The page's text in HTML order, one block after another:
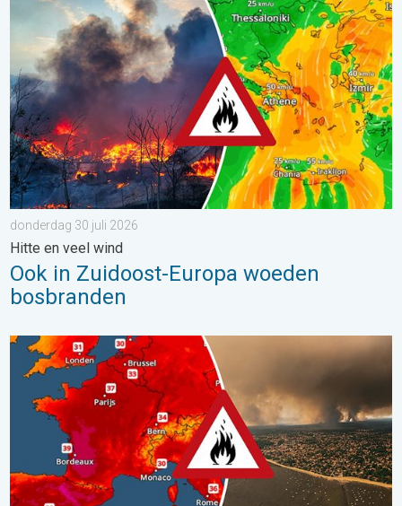
Ook in Zuidoost-Europa woeden bosbranden. Hitte en veel
donderdag 30 juli 2026
Hitte en veel wind
Ook in Zuidoost-Europa woeden
bosbranden
Ernstige bosbranden in Zuidwest-Europa. Grootschalige